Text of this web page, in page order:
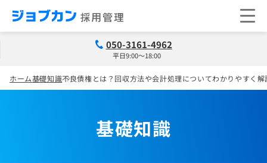
050-3161-4962
平日9:00～18:00
ホーム基礎知識不良債権とは？回収方法や会計処理についてわかりやすく解
基礎知識